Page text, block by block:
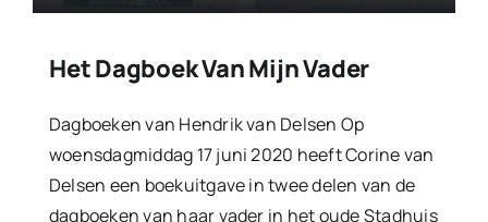
Het Dagboek Van Mijn Vader
Dagboeken van Hendrik van Delsen Op
woensdagmiddag 17 juni 2020 heeft Corine van
Delsen een boekuitgave in twee delen van de
dagboeken van haar vader in het oude Stadhuis